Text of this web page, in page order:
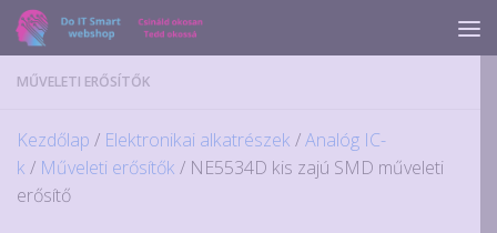
Skip to content
MŰVELETI ERŐSÍTŐK
Kezdőlap / Elektronikai alkatrészek /Analóg IC-
k / Műveleti erősítők / NE5534D kis zajú SMD műveleti
erősítő